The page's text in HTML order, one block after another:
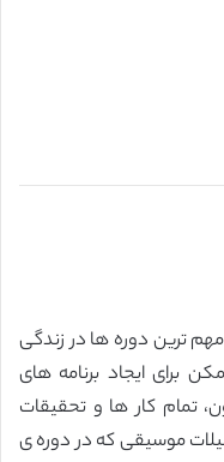
ترین دوره ها در زندگی
برای ایجاد برنامه های
تمام کار ها و تحقیقات
موسیقی که در دوره ی